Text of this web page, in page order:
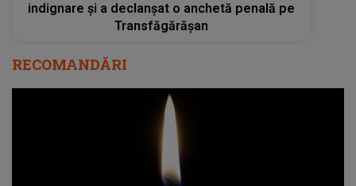
indignare și a declanșat o anchetă penală pe
Transfăgărășan
RECOMANDĂRI